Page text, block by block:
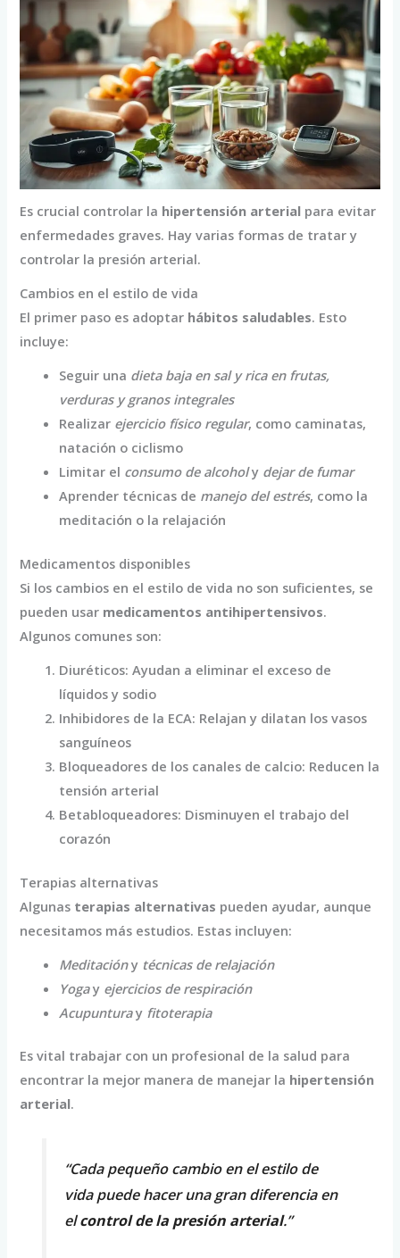
Es crucial controlar la hipertensión arterial para evitar
enfermedades graves. Hay varias formas de tratar y
controlar la presión arterial.
Cambios en el estilo de vida
El primer paso es adoptar hábitos saludables. Esto
incluye:
Seguir una dieta baja en sal y rica en frutas,
verduras y granos integrales
Realizar ejercicio físico regular, como caminatas,
natación o ciclismo
Limitar el consumo de alcoholy dejar de fumar
Aprender técnicas de manejo del estrés, como la
meditación o la relajación
Medicamentos disponibles
Si los cambios en el estilo de vida no son suficientes, se
pueden usar medicamentos antihipertensivos.
Algunos comunes son:
Diuréticos: Ayudan a eliminar el exceso de
líquidos y sodio
Inhibidores de la ECA: Relajan y dilatan los vasos
sanguíneos
Bloqueadores de los canales de calcio: Reducen la
tensión arterial
Betabloqueadores: Disminuyen el trabajo del
corazón
Terapias alternativas
Algunas terapias alternativas pueden ayudar, aunque
necesitamos más estudios. Estas incluyen:
Meditacióny técnicas de relajación
Yogay ejercicios de respiración
Acupunturay fitoterapia
Es vital trabajar con un profesional de la salud para
encontrar la mejor manera de manejar la hipertensión
arterial.
“Cada pequeño cambio en el estilo de
vida puede hacer una gran diferencia en
elcontrol de la presión arterial.”